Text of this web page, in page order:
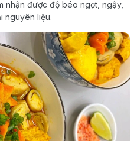
nhận được độ béo ngọt, ngậy,
nguyên liệu.